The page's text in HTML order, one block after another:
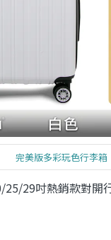
完美版多彩玩色行李箱
25/29吋熱銷款對開